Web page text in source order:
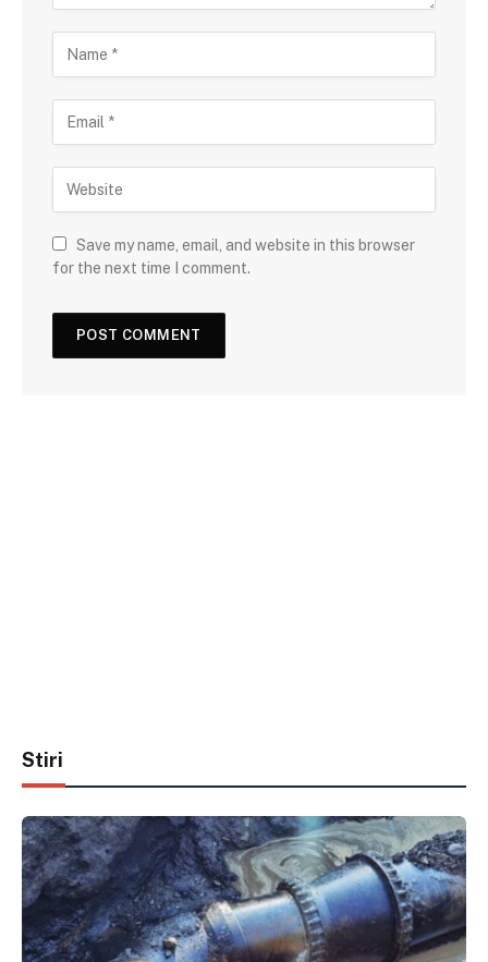
Save my name, email, and website in this browser
for the next time I comment.
Stiri